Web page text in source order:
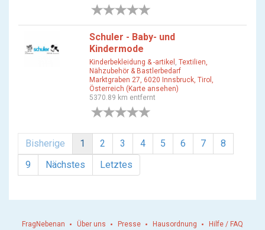
Schuler - Baby- und
Kindermode
Kinderbekleidung & -artikel , Textilien,
Nähzubehör & Bastlerbedarf
Marktgraben 27, 6020 Innsbruck, Tirol,
Österreich (Karte ansehen)
5370.89 km entfernt
Bisherige 1 2 3 4 5 6 7
8
9
Nächstes Letztes
FragNebenan Über uns Presse Hausordnung Hilfe / FAQ